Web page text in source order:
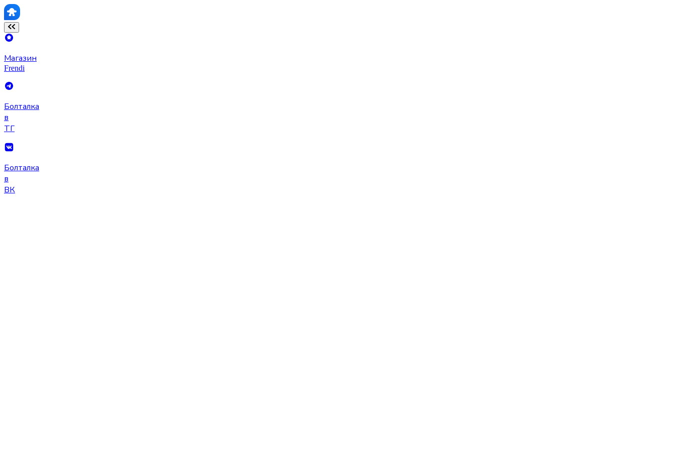
Магазин
Frendi
Болталка
в
ТГ
Болталка
в
ВК